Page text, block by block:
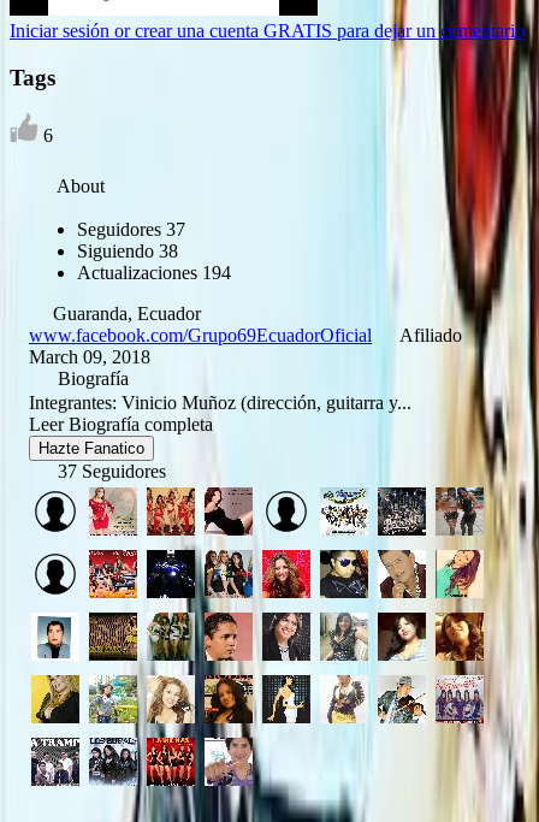
Iniciar sesión or crear una cuenta GRATIS para dejar un comentario
Tags
6
About
Seguidores 37
Siguiendo 38
Actualizaciones 194
Guaranda, Ecuador
www.facebook.com/Grupo69EcuadorOficial
Afiliado
March 09, 2018
Biografía
Integrantes: Vinicio Muñoz (dirección, guitarra y...
Leer Biografía completa
Hazte Fanatico
37 Seguidores